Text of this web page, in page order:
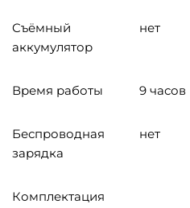
Cъёмный
аккумулятор
нет
Время работы 9 часов
Беспроводная
зарядка
нет
Комплектация